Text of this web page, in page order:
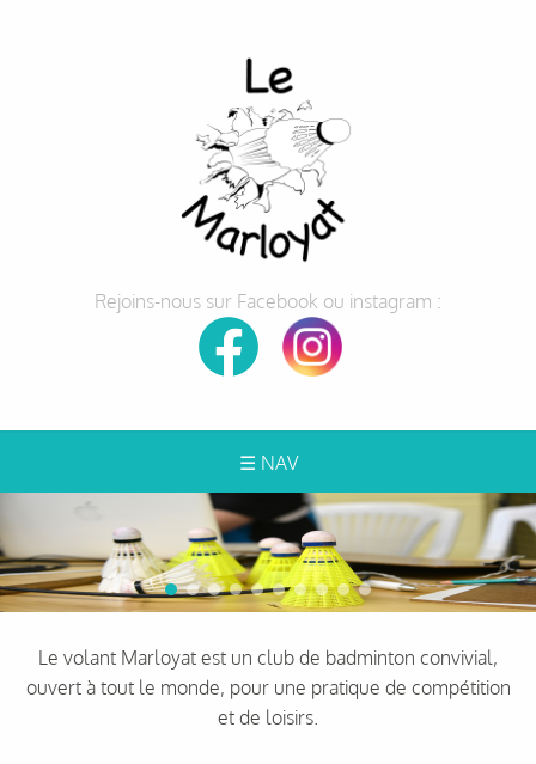
Rejoins-nous sur Facebook ou instagram :
☰ NAV
Le volant Marloyat est un club de badminton convivial,
ouvert à tout le monde, pour une pratique de compétition
et de loisirs.